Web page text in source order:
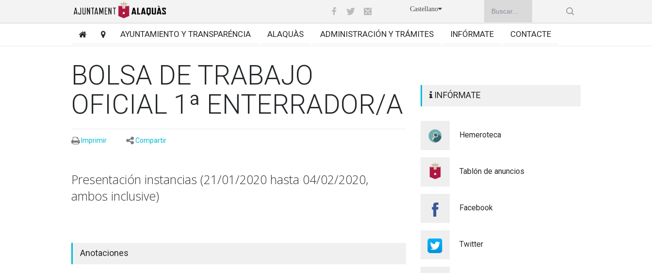
Castellano
AYUNTAMIENTO Y TRANSPARÉNCIA ALAQUÀS ADMINISTRACIÓN Y TRÁMITES INFÓRMATE CONTACTE
BOLSA DE TRABAJO
OFICIAL 1ª ENTERRADOR/A
Imprimir Compartir
Presentación instancias (21/01/2020 hasta 04/02/2020,
ambos inclusive)
Anotaciones
INFÓRMATE
Hemeroteca
Tablón de anuncios
Facebook
Twitter